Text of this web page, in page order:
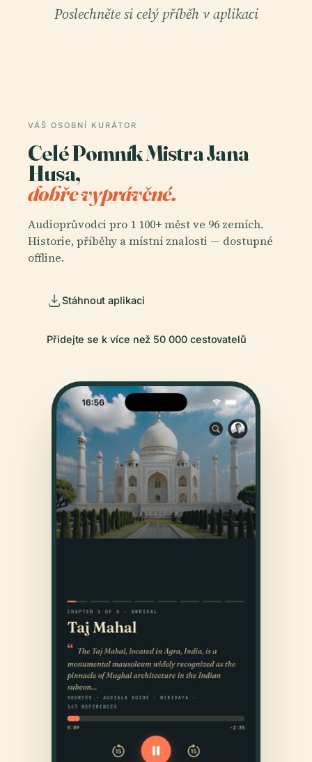
Poslechněte si celý příběh v aplikaci
VÁŠ OSOBNÍ KURÁTOR
Celé Pomník Mistra Jana
Husa,
dobře vyprávěné.
Audioprůvodci pro 1 100+ měst ve 96 zemích.
Historie, příběhy a místní znalosti — dostupné
offline.
Stáhnout aplikaci
Přidejte se k více než 50 000 cestovatelů